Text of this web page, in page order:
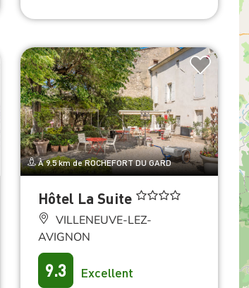
À 9.5 km de ROCHEFORT DU GARD
Hôtel La Suite
VILLENEUVE-LEZ-
AVIGNON
9.3 Excellent